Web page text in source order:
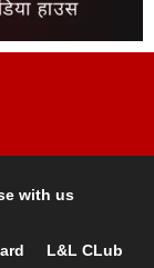
with us
L&L CLub